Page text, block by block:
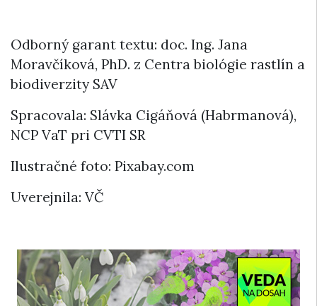
Odborný garant textu: doc. Ing. Jana
Moravčíková, PhD. z Centra biológie rastlín a
biodiverzity SAV
Spracovala: Slávka Cigáňová (Habrmanová),
NCP VaT pri CVTI SR
Ilustračné foto: Pixabay.com
Uverejnila: VČ